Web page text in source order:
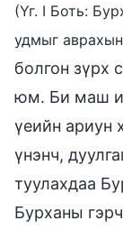
(Үг. I Боть:
удмыг
болгон зүрх
юм. Би маш
үеийн ариун
үнэнч,
туулахдаа
Бурханы